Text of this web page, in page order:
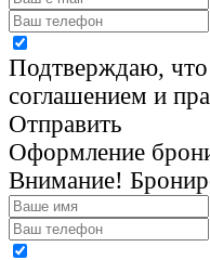
Подтверждаю, что
соглашением и
Отправить
Оформление
Внимание!